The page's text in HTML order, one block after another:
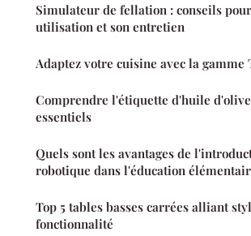
Simulateur de fellation : conseils
utilisation et son entretien
Adaptez votre cuisine avec la gamme
Comprendre l'étiquette d'huile
essentiels
Quels sont les avantages de
robotique dans l'éducation
Top 5 tables basses carrées alliant
fonctionnalité